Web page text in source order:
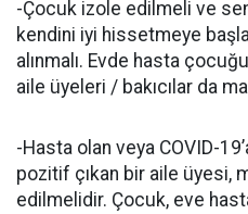
-Çocuk izole edilmeli ve
kendini iyi hissetmeye
alınmalı. Evde hasta
aile üyeleri / bakıcılar da
-Hasta olan veya COVID-
pozitif çıkan bir aile üyesi,
edilmelidir. Çocuk, eve